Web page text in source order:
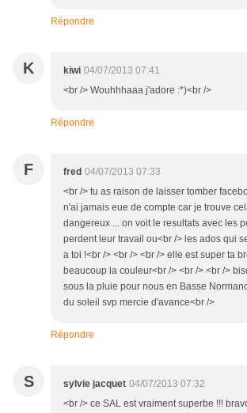
Répondre
K kiwi 04/07/2013 07:41
<br /> Wouhhhaaa j'adore :*)<br />
Répondre
F fred 04/07/2013 07:33
<br /> tu as raison de laisser tomber
n'ai jamais eue de compte car je trouve
dangereux ... on voit le resultats avec les
perdent leur travail ou<br /> les ados qui
a toi !<br /> <br /> <br /> elle est super ta
beaucoup la couleur<br /> <br /> <br />
sous la pluie pour nous en Basse
du soleil svp mercie d'avance<br />
Répondre
S sylvie jacquet 04/07/2013 07:32
<br /> ce SAL est vraiment superbe !!!